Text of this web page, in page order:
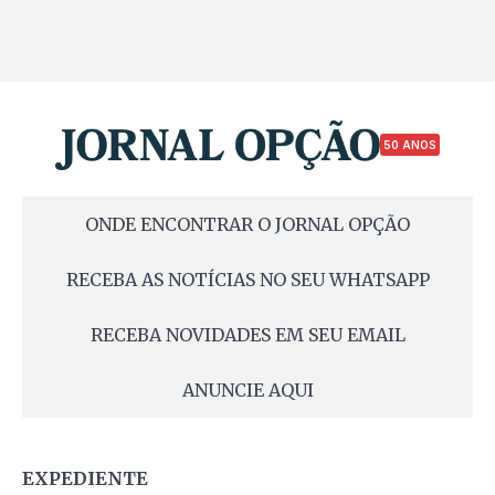
50 ANOS
ONDE ENCONTRAR O JORNAL OPÇÃO
RECEBA AS NOTÍCIAS NO SEU WHATSAPP
RECEBA NOVIDADES EM SEU EMAIL
ANUNCIE AQUI
EXPEDIENTE